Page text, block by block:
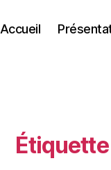
Accueil
Étiquette